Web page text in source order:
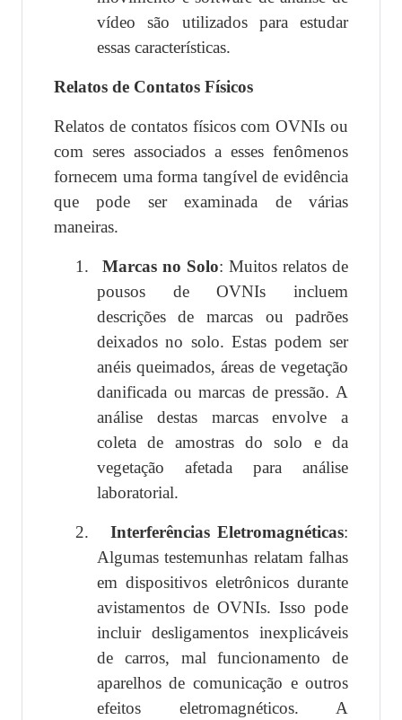
vídeo são utilizados para estudar
essas características.
Relatos de Contatos Físicos
Relatos de contatos físicos com OVNIs ou
com seres associados a esses fenômenos
fornecem uma forma tangível de evidência
que pode ser examinada de várias
maneiras.
1. Marcas no Solo: Muitos relatos de
pousos de OVNIs incluem
descrições de marcas ou padrões
deixados no solo. Estas podem ser
anéis queimados, áreas de vegetação
danificada ou marcas de pressão. A
análise destas marcas envolve a
coleta de amostras do solo e da
vegetação afetada para análise
laboratorial.
2. Interferências Eletromagnéticas:
Algumas testemunhas relatam falhas
em dispositivos eletrônicos durante
avistamentos de OVNIs. Isso pode
incluir desligamentos inexplicáveis
de carros, mal funcionamento de
aparelhos de comunicação e outros
efeitos eletromagnéticos. A